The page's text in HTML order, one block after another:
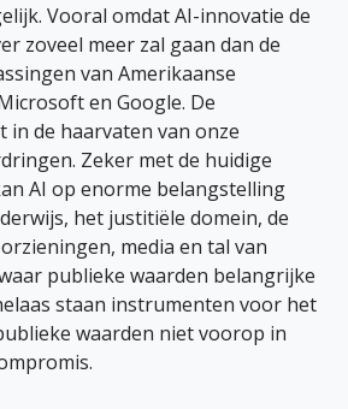
Vooral omdat AI-innovatie de
zoveel meer zal gaan dan de
van Amerikaanse
en Google. De
in de haarvaten van onze
Zeker met de huidige
AI op enorme belangstelling
het justitiële domein, de
media en tal van
publieke waarden belangrijke
staan instrumenten voor het
waarden niet voorop in